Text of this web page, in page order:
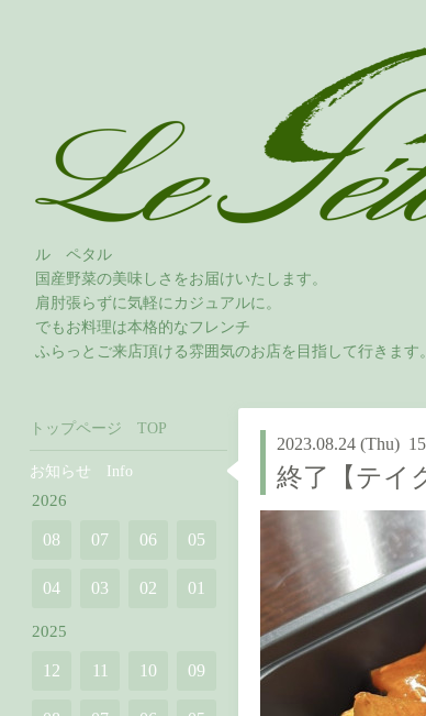
ル ペタル
国産野菜の美味しさをお届けいたします。
肩肘張らずに気軽にカジュアルに。
でもお料理は本格的なフレンチ
ふらっとご来店頂ける雰囲気のお店を目指して行きます。
2023.08.24 (Thu)
終了【テイ
トップページ TOP
お知らせ Info
2026
08 07 06 05
04 03 02 01
2025
12 11 10 09